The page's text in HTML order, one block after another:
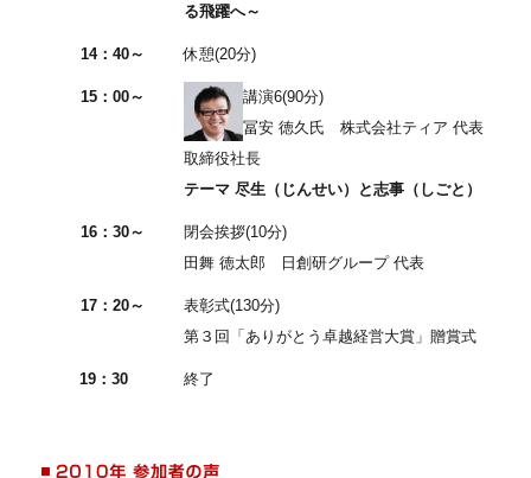
る飛躍へ～
14：40～ 休憩(20分)
15：00～
講演6(90分)
冨安 徳久氏 株式会社ティア 代表
取締役社長
テーマ 尽生（じんせい）と志事（しごと）
16：30～
閉会挨拶(10分)
田舞 徳太郎 日創研グループ 代表
17：20～
表彰式(130分)
第３回「ありがとう卓越経営大賞」贈賞式
19：30 終了